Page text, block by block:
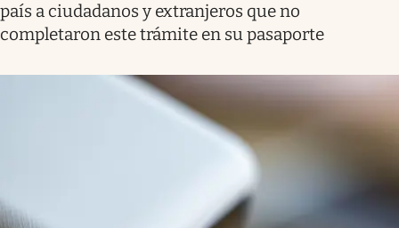
país a ciudadanos y extranjeros que no
completaron este trámite en su pasaporte